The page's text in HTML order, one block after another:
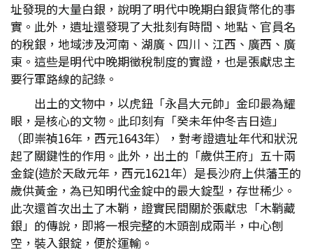
址發現的大量白銀，說明了明代中晚期白銀貨幣化的事
實。此外，遺址還發現了大批刻有時間、地點、官員名
的稅銀，地域涉及河南、湖廣、四川、江西、廣西、廣
東。這些是明代中晚期徵稅制度的實證，也是張獻忠主
要行軍路線的記錄。
出土的文物中，以虎鈕「永昌大元帥」金印最為耀
眼，是核心的文物。此印刻有「癸未年仲冬吉日造」
（即崇禎16年，西元1643年），對考證遺址年代和狀況
起了關鍵性的作用。此外，出土的「歲供王府」五十兩
金錠(造於天啟元年，西元1621年）是長沙府上供藩王的
歲供黃金，為已知明代金錠中的最大錠型，存世稀少。
此次還首次出土了木鞘，證實民間關於張獻忠「木鞘藏
銀」的傳說，即將一根完整的木頭剖成兩半，中心刨
空，裝入銀錠，便於運輸。